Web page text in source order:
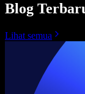
Blog
Lihat semua